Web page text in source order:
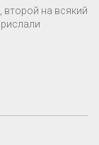
на всякий